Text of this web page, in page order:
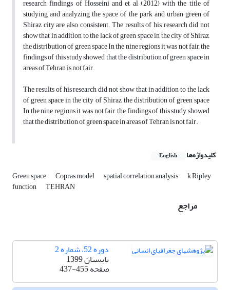
research findings of Hosseini and et al (2012) with the title of
studying and analyzing the space of the park and urban green of
Shiraz city are also consistent. The results of his research did not
show that in addition to the lack of green space in the city of Shiraz,
the distribution of green space In the nine regions it was not fair, the
findings of this study showed that the distribution of green space in
areas of Tehran is not fair.
The results of his research did not show that in addition to the lack
of green space in the city of Shiraz, the distribution of green space
In the nine regions it was not fair, the findings of this study showed
that the distribution of green space in areas of Tehran is not fair.
کلیدواژه‌ها English
Green space Copras model spatial correlation analysis k Ripley
function TEHRAN
مراجع
دوره 52، شماره 2
تابستان 1399
صفحه437-455